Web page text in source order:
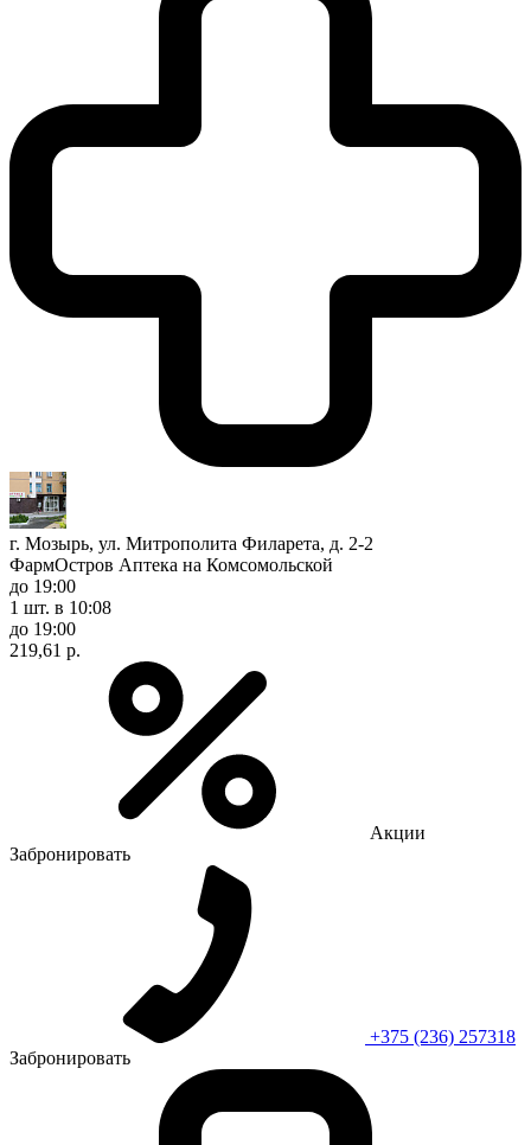
г. Мозырь, ул. Митрополита Филарета, д. 2-2
ФармОстров Аптека на Комсомольской
до 19:00
1 шт. в 10:08
до 19:00
219,61 р.
Акции
Забронировать
+375 (236) 257318
Забронировать